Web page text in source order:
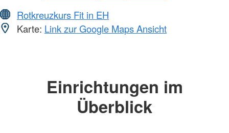
Rotkreuzkurs Fit in EH
Karte: Link zur Google Maps Ansicht
Einrichtungen im
Überblick